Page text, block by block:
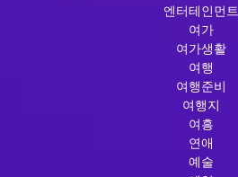
엔터테인먼트
여가
여가생활
여행
여행준비
여행지
여흥
연애
예술